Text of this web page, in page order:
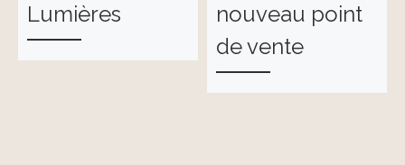
Lumières
nouveau point
de vente